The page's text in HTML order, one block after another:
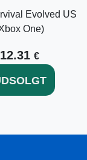
Evolved US
One)
12.31 €